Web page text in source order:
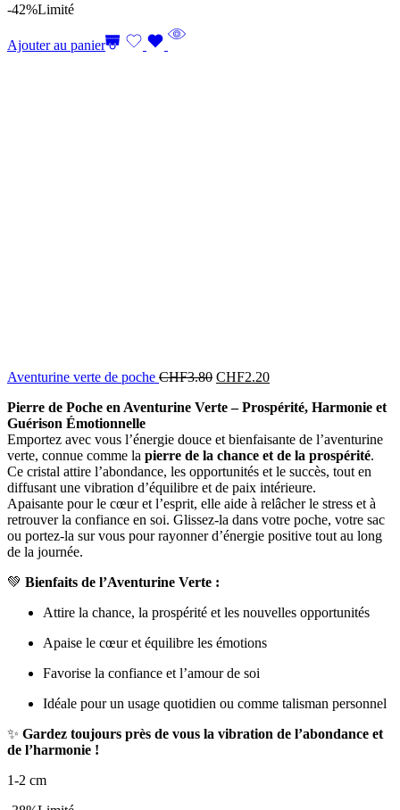
-42%Limité
Ajouter au panier
Aventurine verte de poche CHF3.80 CHF2.20
Pierre de Poche en Aventurine Verte – Prospérité, Harmonie et
Guérison Émotionnelle
Emportez avec vous l’énergie douce et bienfaisante de l’aventurine
verte, connue comme la pierre de la chance et de la prospérité.
Ce cristal attire l’abondance, les opportunités et le succès, tout en
diffusant une vibration d’équilibre et de paix intérieure.
Apaisante pour le cœur et l’esprit, elle aide à relâcher le stress et à
retrouver la confiance en soi. Glissez-la dans votre poche, votre sac
ou portez-la sur vous pour rayonner d’énergie positive tout au long
de la journée.
💚 Bienfaits de l’Aventurine Verte :
Attire la chance, la prospérité et les nouvelles opportunités
Apaise le cœur et équilibre les émotions
Favorise la confiance et l’amour de soi
Idéale pour un usage quotidien ou comme talisman personnel
✨ Gardez toujours près de vous la vibration de l’abondance et
de l’harmonie !
1-2 cm